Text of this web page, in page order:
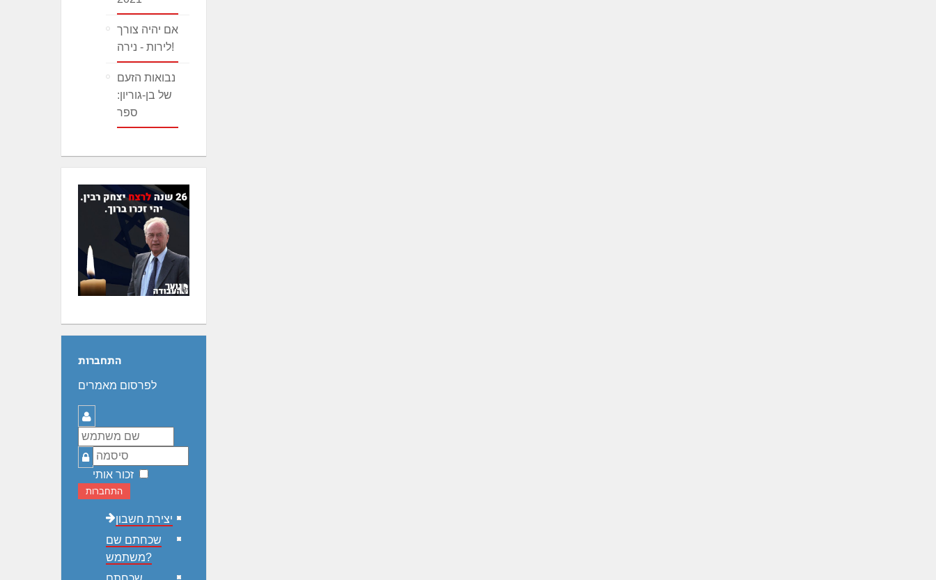
אם יהיה צורך
לירות - נירה!
נבואות הזעם
של בן-גוריון:
ספר
התחברות
לפרסום מאמרים
שם
משתמש
סיסמה
זכור אותי
התחברות
יצירת חשבון
שכחתם שם
משתמש?